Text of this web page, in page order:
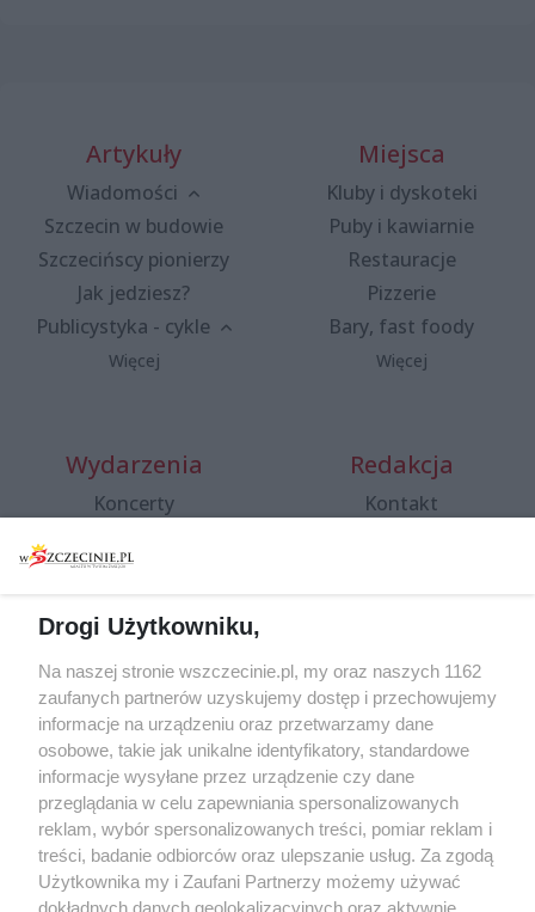
Artykuły
Wiadomości
Szczecin w budowie
Szczecińscy pionierzy
Jak jedziesz?
Publicystyka - cykle
Więcej
Miejsca
Kluby i dyskoteki
Puby i kawiarnie
Restauracje
Pizzerie
Bary, fast foody
Więcej
Wydarzenia
Koncerty
Spacery i oprowadzania
targi
Wernisaże
Więcej
Redakcja
Kontakt
Specjalny koncert z okazji
20. urodzin portalu
wSzczecinie.pl
Regulamin konkursów
śniadaniówka "Hej
Szczecin! Jest piątek!"
Drogi Użytkowniku,
Na naszej stronie wszczecinie.pl, my oraz naszych 1162
zaufanych partnerów uzyskujemy dostęp i przechowujemy
informacje na urządzeniu oraz przetwarzamy dane
osobowe, takie jak unikalne identyfikatory, standardowe
informacje wysyłane przez urządzenie czy dane
przeglądania w celu zapewniania spersonalizowanych
reklam, wybór spersonalizowanych treści, pomiar reklam i
treści, badanie odbiorców oraz ulepszanie usług. Za zgodą
Użytkownika my i Zaufani Partnerzy możemy używać
dokładnych danych geolokalizacyjnych oraz aktywnie